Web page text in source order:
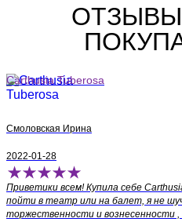
священнику аромата. Было
дошла легенда о том, что
парфюм на острове Капри,
"Garofilium Silvestre Caprese".
Продолжение легенды
когда очередной настоятель
рукописи, в которых, после
прочтены старинные
составлению парфюмерных
думая, настоятель отправил
просьбой разрешить
парфюмерное дело. Папа был
образом вскоре в Турине
Carthusia Tuberosa
Смоловская Ирина
2022-01-28
Приветики всем! Купила себе
пойти в театр или на балет, я не
торжественности и вознесенности